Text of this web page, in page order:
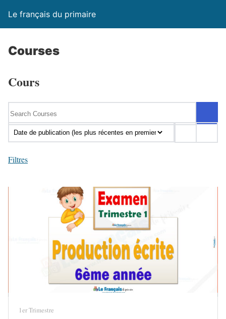
Le français du primaire
Courses
Cours
Filtres
1er Trimestre